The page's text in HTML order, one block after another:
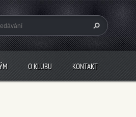
O KLUBU KONTAKT